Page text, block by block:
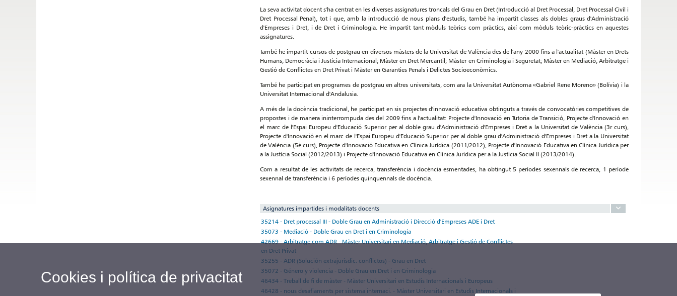
La seva activitat docent s'ha centrat en les diverses assignatures troncals del Grau en Dret (Introducció al Dret Processal, Dret Processal Civil i
Dret Processal Penal), tot i que, amb la introducció de nous plans d'estudis, també ha impartit classes als dobles graus d'Administració
d'Empreses i Dret, i de Dret i Criminologia. He impartit tant mòduls teòrics com pràctics, així com mòduls teòric-pràctics en aquestes
assignatures.
També he impartit cursos de postgrau en diversos màsters de la Universitat de València des de l'any 2000 fins a l'actualitat (Màster en Drets
Humans, Democràcia i Justícia Internacional; Màster en Dret Mercantil; Màster en Criminologia i Seguretat; Màster en Mediació, Arbitratge i
Gestió de Conflictes en Dret Privat i Màster en Garanties Penals i Delictes Socioeconòmics.
També he participat en programes de postgrau en altres universitats, com ara la Universitat Autònoma «Gabriel Rene Moreno» (Bolívia) i la
Universitat Internacional d'Andalusia.
A més de la docència tradicional, he participat en sis projectes d'innovació educativa obtinguts a través de convocatòries competitives de
propostes i de manera ininterrompuda des del 2009 fins a l'actualitat: Projecte d'Innovació en Tutoria de Transició, Projecte d'Innovació en
el marc de l'Espai Europeu d'Educació Superior per al doble grau d'Administració d'Empreses i Dret a la Universitat de València (3r curs),
Projecte d'Innovació en el marc de l'Espai Europeu d'Educació Superior per al doble grau d'Administració d'Empreses i Dret a la Universitat
de València (5è curs), Projecte d'Innovació Educativa en Clínica Jurídica (2011/2012), Projecte d'Innovació Educativa en Clínica Jurídica per
a la Justícia Social (2012/2013) i Projecte d'Innovació Educativa en Clínica Jurídica per a la Justícia Social II (2013/2014).
Com a resultat de les activitats de recerca, transferència i docència esmentades, ha obtingut 5 períodes sexennals de recerca, 1 període
sexennal de transferència i 6 períodes quinquennals de docència.
Asignatures impartides i modalitats docents
35214 - Dret processal III - Doble Grau en Administració i Direcció d'Empreses ADE i Dret
35073 - Mediació - Doble Grau en Dret i en Criminologia
42669 - Arbitratge com ADR - Màster Universitari en Mediació, Arbitratge i Gestió de Conflictes
en Dret Privat
35255 - ADR (Solución extrajurisdic. conflictos) - Grau en Dret
35072 - Género y violencia - Doble Grau en Dret i en Criminologia
46434 - Treball de fi de màster - Màster Universitari en Estudis Internacionals i Europeus
46428 - nous desafiaments per sistema internaci. - Màster Universitari en Estudis Internacionals i
Cookies i política de privacitat